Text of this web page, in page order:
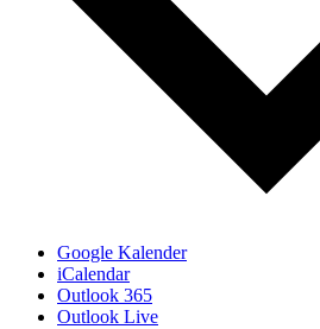
Google Kalender
iCalendar
Outlook 365
Outlook Live